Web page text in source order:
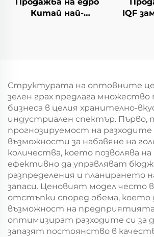
Китай най-
IQF
Структурата на оптовните
зелен грах предлага
бизнеса в целия хранително-
индустриален спектър. Първо,
прогнозируемост на разходите
възможности за набавяне на
количества, което позволява
ефективно да управляват
разпределения и планирането
запаси. Ценовият модел често
отстъпки според обема, което
възможност на
оптимизират разходите си за
запазят постоянство в